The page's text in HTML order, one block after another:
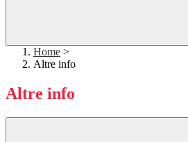
Home >
Altre info
Altre info